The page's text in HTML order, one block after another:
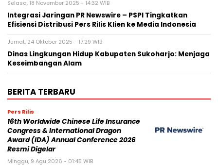
Selasa, 18 November 2025 - 14:32 WIB
Integrasi Jaringan PR Newswire – PSPI Tingkatkan
Efisiensi Distribusi Pers Rilis Klien ke Media Indonesia
Jumat, 24 Oktober 2025 - 17:29 WIB
Dinas Lingkungan Hidup Kabupaten Sukoharjo: Menjaga
Keseimbangan Alam
BERITA TERBARU
Pers Rilis
16th Worldwide Chinese Life Insurance
Congress & International Dragon
Award (IDA) Annual Conference 2026
Resmi Digelar
Minggu, 9 Agu 2026 - 01:45 WIB